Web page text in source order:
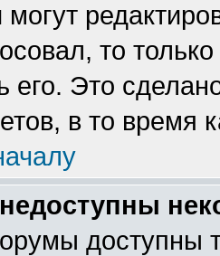
могут
то
его. Это
в то время
доступны